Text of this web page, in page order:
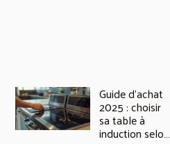
Guide d'achat
2025 : choisir
sa table à
induction selon